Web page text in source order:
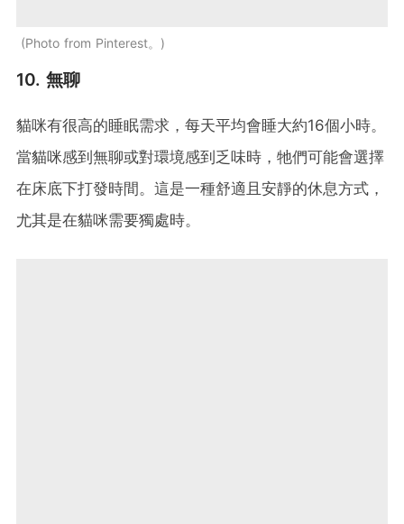
Photo from Pinterest。
10. 無聊
貓咪有很高的睡眠需求，每天平均會睡大約16個小時。
當貓咪感到無聊或對環境感到乏味時，牠們可能會選擇
在床底下打發時間。這是一種舒適且安靜的休息方式，
尤其是在貓咪需要獨處時。